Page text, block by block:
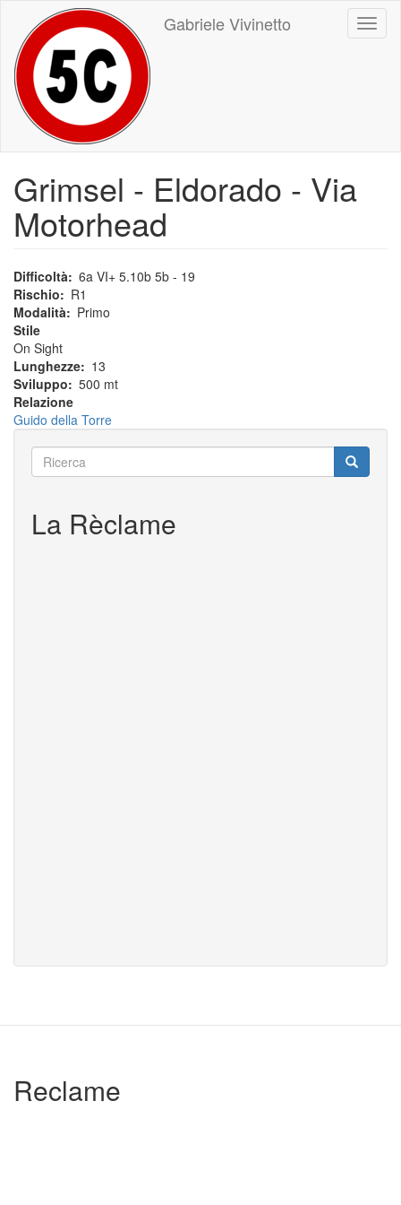
contenuto
principale
Gabriele Vivinetto
Grimsel - Eldorado - Via
Motorhead
Difficoltà 6a VI+ 5.10b 5b - 19
Rischio
R1
Modalità
Primo
Stile
On Sight
Lunghezze
13
Sviluppo
500 mt
Relazione
Guido della Torre
Ricerca
Ricerca Ricerca
La Rèclame
Reclame